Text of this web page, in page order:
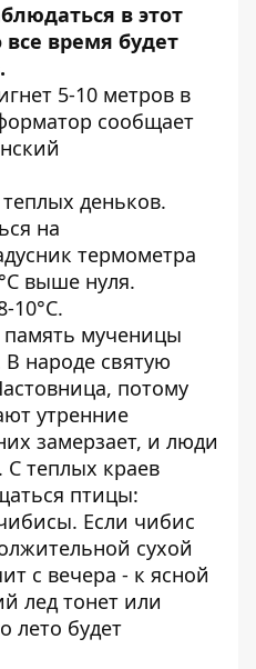
в этот
время будет
5-10 метров в
сообщает
деньков.
на
термометра
выше нуля.
10°С.
память мученицы
народе святую
потому
утренние
замерзает, и люди
С теплых краев
птицы:
Если чибис
сухой
с вечера - к ясной
лед тонет или
лето будет